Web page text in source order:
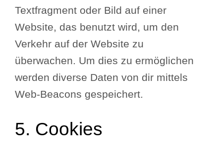
Textfragment oder Bild auf einer
Website, das benutzt wird, um den
Verkehr auf der Website zu
überwachen. Um dies zu ermöglichen
werden diverse Daten von dir mittels
Web-Beacons gespeichert.
5. Cookies